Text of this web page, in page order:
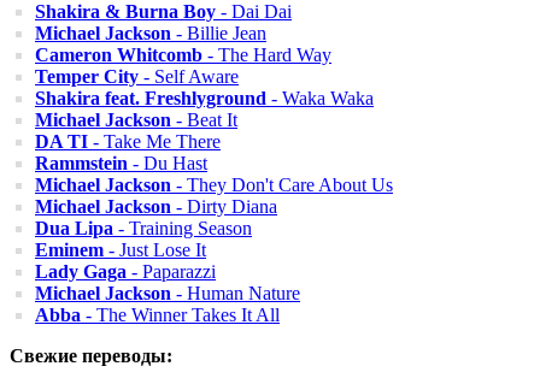
Shakira & Burna Boy - Dai Dai
Michael Jackson - Billie Jean
Cameron Whitcomb - The Hard Way
Temper City - Self Aware
Shakira feat. Freshlyground - Waka Waka
Michael Jackson - Beat It
DA TI - Take Me There
Rammstein - Du Hast
Michael Jackson - They Don't Care About Us
Michael Jackson - Dirty Diana
Dua Lipa - Training Season
Eminem - Just Lose It
Lady Gaga - Paparazzi
Michael Jackson - Human Nature
Abba - The Winner Takes It All
Свежие переводы: